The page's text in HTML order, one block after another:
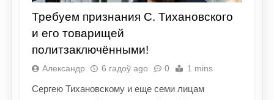
Требуем признания С. Тихановского
и его товарищей
политзаключёнными!
Александр 6 гадоў ago 0 1 mins
Сергею Тихановскому и еще семи лицам